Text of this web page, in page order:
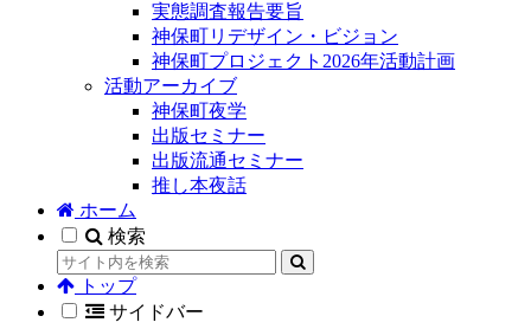
実態調査報告要旨
神保町リデザイン・ビジョン
神保町プロジェクト2026年活動計画
活動アーカイブ
神保町夜学
出版セミナー
出版流通セミナー
推し本夜話
ホーム
検索
トップ
サイドバー